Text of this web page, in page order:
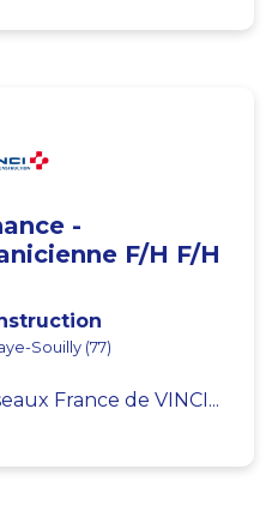
-
F/H F/H
Souilly (77)
France de VINCI...